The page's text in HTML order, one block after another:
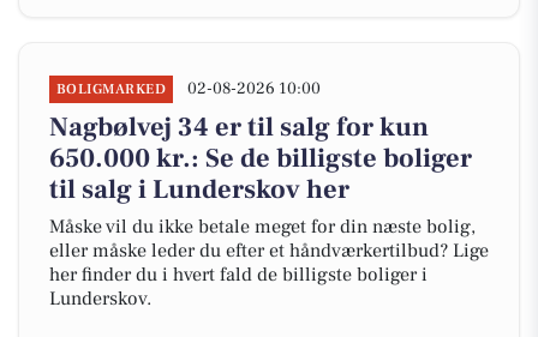
BOLIGMARKED 02-08-2026 10:00
Nagbølvej 34 er til salg for kun
650.000 kr.: Se de billigste boliger
til salg i Lunderskov her
Måske vil du ikke betale meget for din næste bolig,
eller måske leder du efter et håndværkertilbud? Lige
her finder du i hvert fald de billigste boliger i
Lunderskov.